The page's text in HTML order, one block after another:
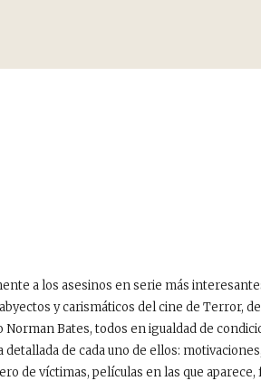
a los asesinos en serie más
y carismáticos del cine de Terror,
Bates, todos en igualdad de
de cada uno de ellos:
de víctimas, películas en las que